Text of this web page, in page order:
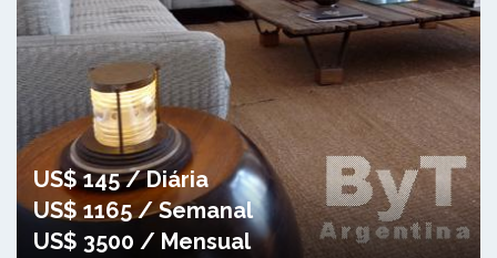
US$ 145 / Diária
US$ 1165 / Semanal
US$ 3500 / Mensual